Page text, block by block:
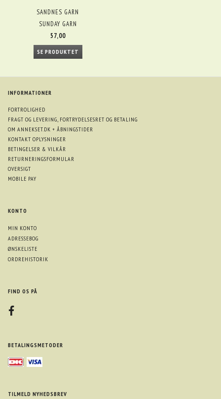
SANDNES GARN
SUNDAY GARN
57,00
SE PRODUKTET
INFORMATIONER
FORTROLIGHED
FRAGT OG LEVERING, FORTRYDELSESRET OG BETALING
OM ANNEKSET.DK + ÅBNINGSTIDER
KONTAKT OPLYSNINGER
BETINGELSER & VILKÅR
RETURNERINGSFORMULAR
OVERSIGT
MOBILE PAY
KONTO
MIN KONTO
ADRESSEBOG
ØNSKELISTE
ORDREHISTORIK
FIND OS PÅ
BETALINGSMETODER
TILMELD NYHEDSBREV